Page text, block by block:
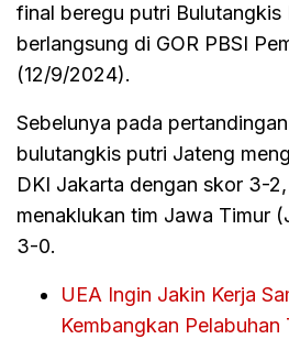
final beregu putri Bulutangkis
berlangsung di GOR PBSI
(12/9/2024).
Sebelunya pada
bulutangkis putri Jateng
DKI Jakarta dengan skor 3-
menaklukan tim Jawa Timur
3-0.
UEA Ingin Jakin Kerja
Kembangkan Pelabuhan